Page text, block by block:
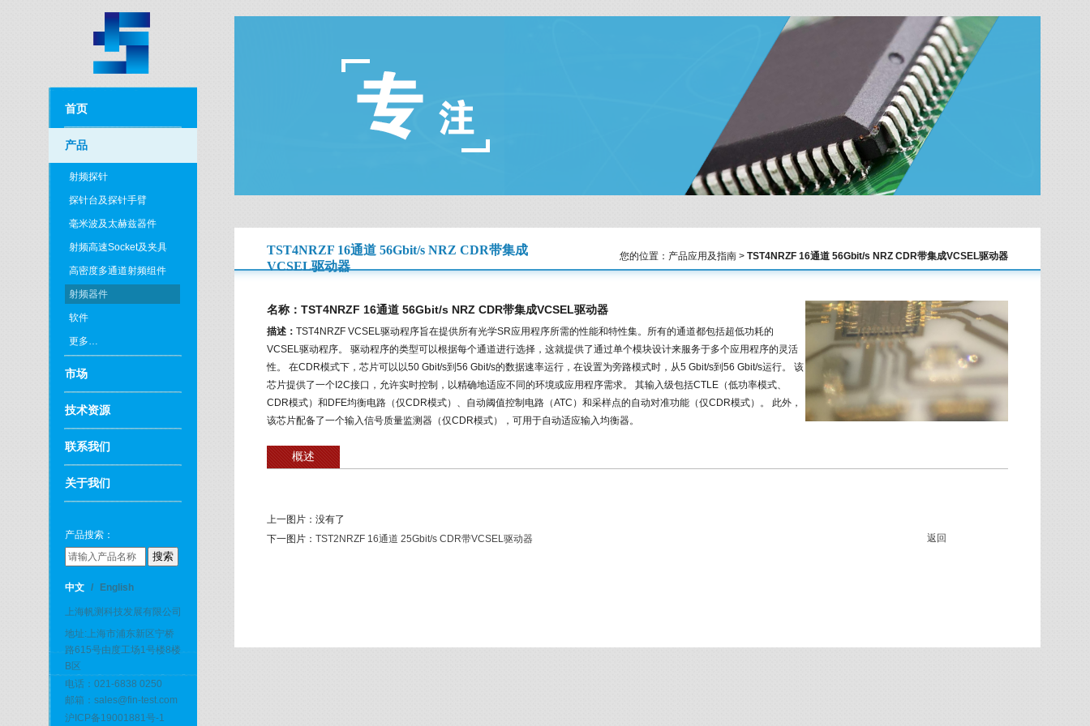
首页
产品
射频探针
探针台及探针手臂
毫米波及太赫兹器件
射频高速Socket及夹具
高密度多通道射频组件
射频器件
软件
更多…
市场
技术资源
联系我们
关于我们
产品搜索：
中文 / English
上海帆测科技发展有限公司
地址:上海市浦东新区宁桥
路615号由度工场1号楼8楼
B区
电话：021-6838 0250
邮箱：sales@fin-test.com
沪ICP备19001881号-1
TST4NRZF 16通道 56Gbit/s NRZ CDR带集成
VCSEL驱动器
您的位置：产品应用及指南 > TST4NRZF 16通道 56Gbit/s NRZ CDR带集成VCSEL驱动器
名称：TST4NRZF 16通道 56Gbit/s NRZ CDR带集成VCSEL驱动器
描述： TST4NRZF VCSEL驱动程序旨在提供所有光学SR应用程序所需的性能和特性集。所有的通道都包括超低功耗的
VCSEL驱动程序。 驱动程序的类型可以根据每个通道进行选择，这就提供了通过单个模块设计来服务于多个应用程序的灵活
性。 在CDR模式下，芯片可以以50 Gbit/s到56 Gbit/s的数据速率运行，在设置为旁路模式时，从5 Gbit/s到56 Gbit/s运行。 该
芯片提供了一个I2C接口，允许实时控制，以精确地适应不同的环境或应用程序需求。 其输入级包括CTLE（低功率模式、
CDR模式）和DFE均衡电路（仅CDR模式）、自动阈值控制电路（ATC）和采样点的自动对准功能（仅CDR模式）。 此外，
该芯片配备了一个输入信号质量监测器（仅CDR模式），可用于自动适应输入均衡器。
概述
上一图片： 没有了
下一图片： TST2NRZF 16通道 25Gbit/s CDR带VCSEL驱动器 返回